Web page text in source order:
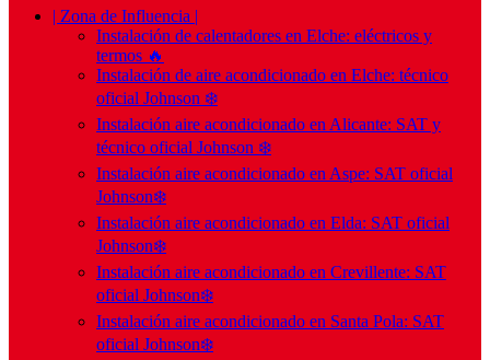
| Zona de Influencia |
Instalación de calentadores en Elche: eléctricos y
termos 🔥
Instalación de aire acondicionado en Elche: técnico
oficial Johnson ❄️
Instalación aire acondicionado en Alicante: SAT y
técnico oficial Johnson ❄️
Instalación aire acondicionado en Aspe: SAT oficial
Johnson❄️
Instalación aire acondicionado en Elda: SAT oficial
Johnson❄️
Instalación aire acondicionado en Crevillente: SAT
oficial Johnson❄️
Instalación aire acondicionado en Santa Pola: SAT
oficial Johnson❄️